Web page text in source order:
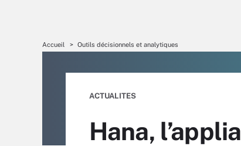
Accueil Outils décisionnels et analytiques
ACTUALITES
Hana,